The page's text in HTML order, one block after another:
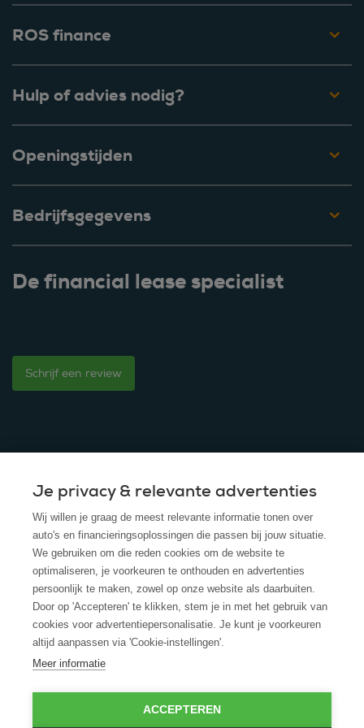
ROS finance
Hulp of advies nodig?
Openingstijden
Bedrijfsgegevens
De financial lease specialist
Schrijf een review
© 2025 - ROS Krediet Service
Algemene Voorwaarden
Disclaimer
Privacy Policy
Cookies
Cookie policy
Je privacy & relevante advertenties
Wij willen je graag de meest relevante informatie tonen over
auto's en financieringsoplossingen die passen bij jouw situatie.
We gebruiken om die reden cookies om de website te
optimaliseren, je voorkeuren te onthouden en advertenties
persoonlijk te maken, zowel op onze website als daarbuiten.
Door op 'Accepteren' te klikken, stem je in met het gebruik van
cookies voor advertentiepersonalisatie. Je kunt je voorkeuren
altijd aanpassen via 'Cookie-instellingen'.
Meer informatie
ACCEPTEREN